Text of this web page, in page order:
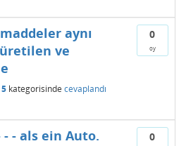
0
oy
aynı
ve
kategorisinde cevaplandı
0
- als ein Auto.